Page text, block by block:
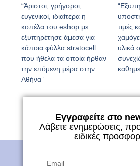
“Άριστοι, γρήγοροι,
ευγενικοί, ιδιαίτερα η
κοπέλα του eshop με
εξυπηρέτησε άμεσα για
κάποια φύλλα stratocell
που ήθελα τα οποία ήρθαν
την επόμενη μέρα στην
Αθήνα”
τιμές
υλικά
Εγγραφείτε στο
Λάβετε ενημερώσεις,
ειδικές